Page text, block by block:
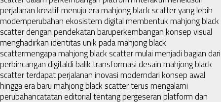
perjalanan kreatif menuju era mahjong black scatter yang lebih
modernperubahan ekosistem digital membentuk mahjong black
scatter dengan pendekatan baruperkembangan konsep visual
menghadirkan identitas unik pada mahjong black
scattermengapa mahjong black scatter mulai menjadi bagian dari
perbincangan digitaldi balik transformasi desain mahjong black
scatter terdapat perjalanan inovasi moderndari konsep awal
hingga era baru mahjong black scatter terus mengalami
perubahancatatan editorial tentang pergeseran platform dan